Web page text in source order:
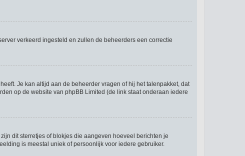
verkeerd ingesteld en zullen de beheerders een correctie
Je kan altijd aan de beheerder vragen of hij het talenpakket, dat
op de website van phpBB Limited (de link staat onderaan iedere
dit sterretjes of blokjes die aangeven hoeveel berichten je
is meestal uniek of persoonlijk voor iedere gebruiker.